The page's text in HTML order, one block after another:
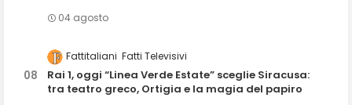
04 agosto
Fattitaliani Fatti Televisivi
Rai 1, oggi “Linea Verde Estate” sceglie Siracusa:
tra teatro greco, Ortigia e la magia del papiro